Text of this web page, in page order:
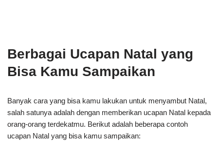
Berbagai Ucapan Natal yang
Bisa Kamu Sampaikan
Banyak cara yang bisa kamu lakukan untuk menyambut Natal,
salah satunya adalah dengan memberikan ucapan Natal kepada
orang-orang terdekatmu. Berikut adalah beberapa contoh
ucapan Natal yang bisa kamu sampaikan: